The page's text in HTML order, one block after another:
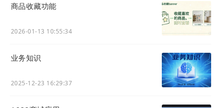
商品收藏功能
2026-01-13 10:55:34
业务知识
2025-12-23 16:29:37